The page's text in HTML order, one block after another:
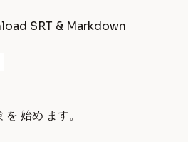
SRT & Markdown
始め ます。